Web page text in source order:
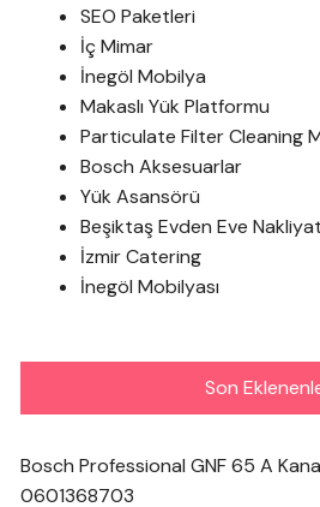
SEO Paketleri
İç Mimar
İnegöl Mobilya
Makaslı Yük Platformu
Particulate Filter Cleaning
Bosch Aksesuarlar
Yük Asansörü
Beşiktaş Evden Eve Nakliyat
İzmir Catering
İnegöl Mobilyası
Son
Bosch Professional GNF 65 A
0601368703